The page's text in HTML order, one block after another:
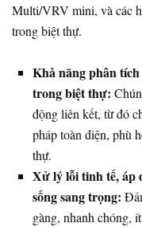
Multi/VRV mini, và các
trong biệt thự.
Khả năng phân
trong biệt thự:
động liên kết, từ đó
pháp toàn diện, phù
thự.
Xử lý lỗi tinh tế, áp
sống sang trọng:
gàng, nhanh chóng,